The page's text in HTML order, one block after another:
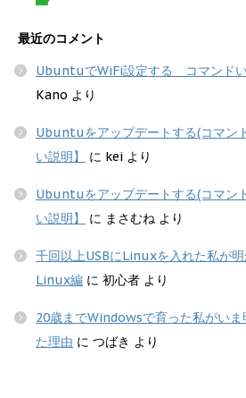
最近のコメント
UbuntuでWiFi設定する コマンド
Kano より
Ubuntuをアップデートする(コマン
い説明】
に kei より
Ubuntuをアップデートする(コマン
い説明】
に まさむね より
千回以上USBにLinuxを入れた私が
Linux編 に 初心者 より
20歳までWindowsで育った私がい
た理由 に つばき より